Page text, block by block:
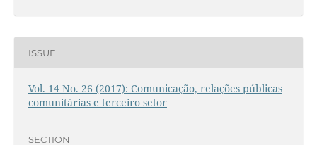
ISSUE
Vol. 14 No. 26 (2017): Comunicação, relações públicas
comunitárias e terceiro setor
SECTION